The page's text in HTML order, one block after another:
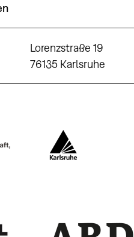
Lorenzstraße 19
76135 Karlsruhe